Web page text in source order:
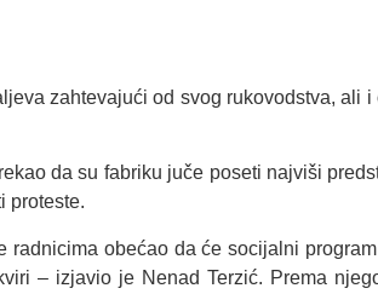
zahtevajući od svog rukovodstva,
da su fabriku juče poseti najviši
proteste.
obećao da će socijalni
– izjavio je Nenad Terzić. Prema